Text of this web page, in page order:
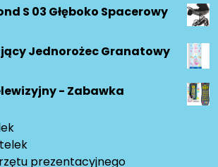
S 03 Głęboko Spacerowy
Jednorożec Granatowy
- Zabawka
prezentacyjnego